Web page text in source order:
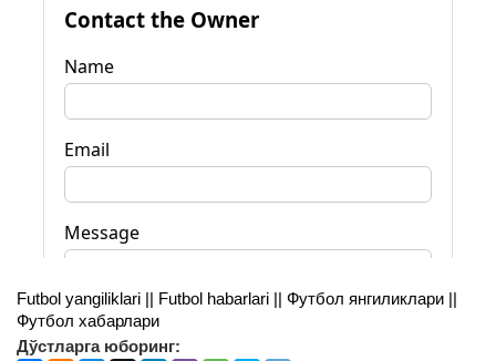
Futbol yangiliklari || Futbol habarlari || Футбол янгиликлари ||
Футбол хабарлари
Дўстларга юборинг: